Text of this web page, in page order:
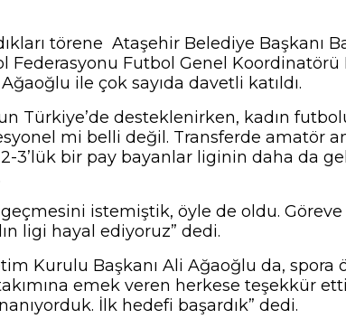
törene Ataşehir Belediye Başkanı
Federasyonu Futbol Genel Koordinatörü
ile çok sayıda davetli katıldı.
Türkiye’de desteklenirken, kadın
mi belli değil. Transferde amatör
3’lük bir pay bayanlar liginin daha da
istemiştik, öyle de oldu.
ligi hayal ediyoruz” dedi.
Kurulu Başkanı Ali Ağaoğlu da, spora
emek veren herkese teşekkür
İlk hedefi başardık” dedi.